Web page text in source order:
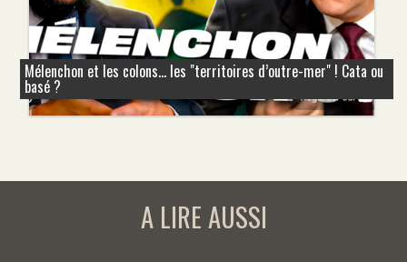
Mélenchon et les colons... les "territoires d’outre-mer" ! Cata ou
basé ?
A LIRE AUSSI